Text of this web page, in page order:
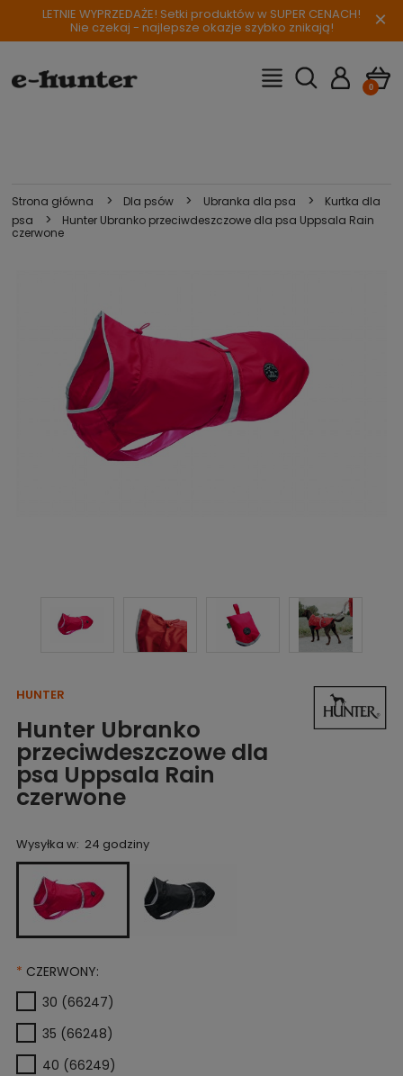
LETNIE WYPRZEDAŻE! Setki produktów w SUPER CENACH!
Nie czekaj - najlepsze okazje szybko znikają! ×
Strona główna > Dla psów > Ubranka dla psa >
Kurtka dla
psa
>
Hunter Ubranko przeciwdeszczowe dla psa Uppsala Rain
czerwone
HUNTER
Hunter Ubranko
przeciwdeszczowe dla
psa Uppsala Rain
czerwone
Wysyłka w: 24 godziny
* CZERWONY:
30 (66247)
35 (66248)
40 (66249)